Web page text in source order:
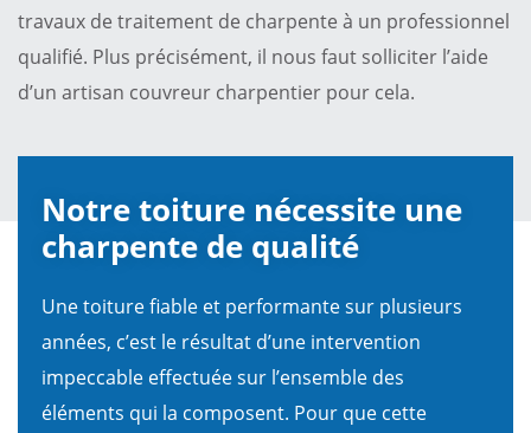
travaux de traitement de charpente à un professionnel
qualifié. Plus précisément, il nous faut solliciter l’aide
d’un artisan couvreur charpentier pour cela.
Notre toiture nécessite une
charpente de qualité
Une toiture fiable et performante sur plusieurs
années, c’est le résultat d’une intervention
impeccable effectuée sur l’ensemble des
éléments qui la composent. Pour que cette